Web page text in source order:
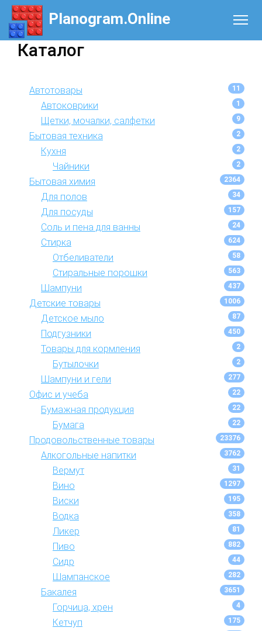
Planogram.Online
Каталог
Автотовары 11
Автоковрики 1
Щетки, мочалки, салфетки 9
Бытовая техника 2
Кухня 2
Чайники 2
Бытовая химия 2364
Для полов 34
Для посуды 157
Соль и пена для ванны 24
Стирка 624
Отбеливатели 58
Стиральные порошки 563
Шампуни 437
Детские товары 1006
Детское мыло 87
Подгузники 450
Товары для кормления 2
Бутылочки 2
Шампуни и гели 277
Офис и учеба 22
Бумажная продукция 22
Бумага 22
Продовольственные товары 23376
Алкогольные напитки 3762
Вермут 31
Вино 1297
Виски 195
Водка 358
Ликер 81
Пиво 882
Сидр 44
Шампанское 282
Бакалея 3651
Горчица, хрен 4
Кетчуп 175